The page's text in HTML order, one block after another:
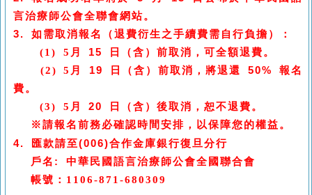
言治療師公會全聯會網站。
3. 如需取消報名（退費衍生之手續費需自行負擔）：
(1) 5 月 15
日（含）前取消，可全額退費。
(2) 5 月 19 日（含）前取消，將退還 50% 報名
費。
(3) 5 月 20
日（含）後取消，恕不退費。
※請報名前務必確認時間安排，以保障您的權益。
4.
匯款請至(006)合作金庫銀行復旦分行
戶名 : 中華民國語言治療師公會全國聯合會
帳號： 1106-871-680309